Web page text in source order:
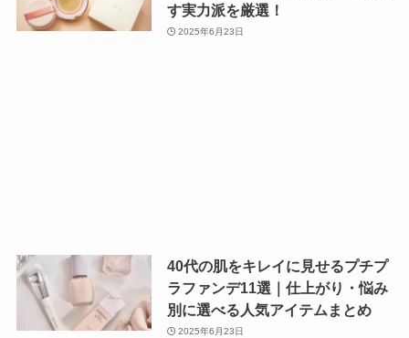
す実力派を厳選！
2025年6月23日
40代の肌をキレイに見せるプチプ
ラファンデ11選｜仕上がり・悩み
別に選べる人気アイテムまとめ
2025年6月23日